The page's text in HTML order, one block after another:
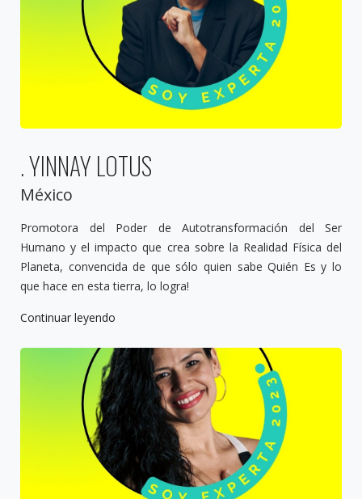
. YINNAY LOTUS
México
Promotora del Poder de Autotransformación del Ser
Humano y el impacto que crea sobre la Realidad Física del
Planeta, convencida de que sólo quien sabe Quién Es y lo
que hace en esta tierra, lo logra!
Continuar leyendo